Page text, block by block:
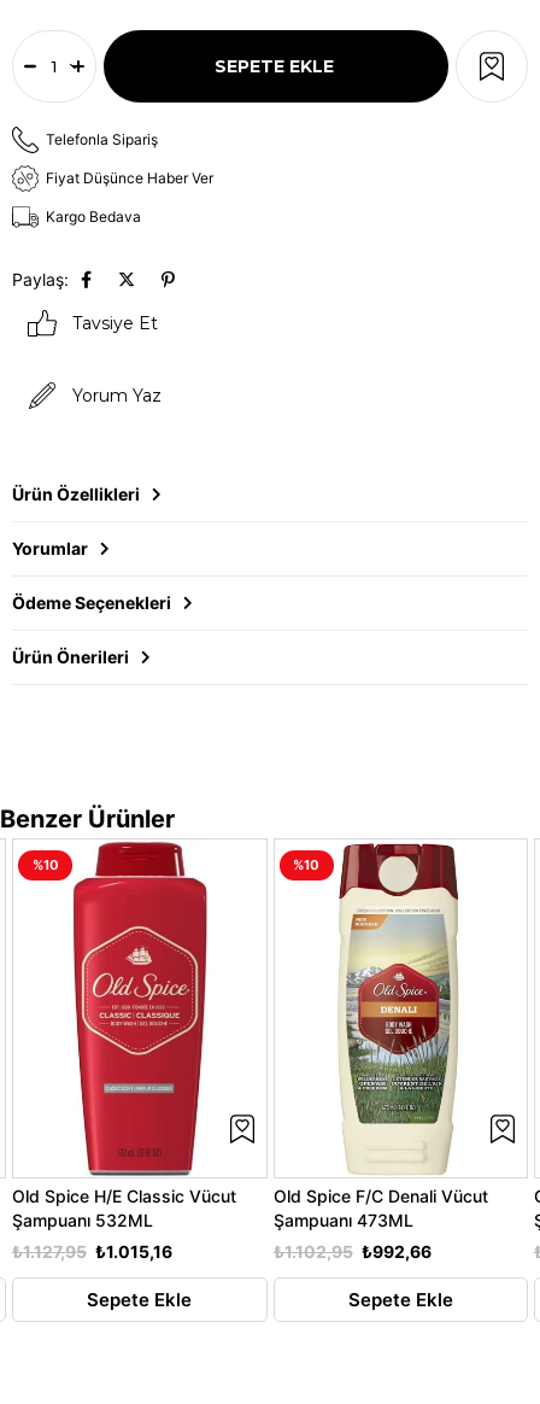
Telefonla Sipariş
Fiyat Düşünce Haber Ver
Kargo Bedava
Paylaş:
Tavsiye Et
Yorum Yaz
Ürün Özellikleri
Yorumlar
Ödeme Seçenekleri
Ürün Önerileri
Benzer Ürünler
Old Spice H/E Classic Vücut
Şampuanı 532ML
₺1.015,16
₺1.127,95
Sepete Ekle
%10
Old Spice F/C Denali Vücut
Şampuanı 473ML
₺992,66
₺1.102,95
Sepete Ekle
%10